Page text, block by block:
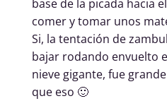
base de la picada hacia
comer y tomar unos
Si, la tentación de
bajar rodando envuelto
nieve gigante, fue
que eso 🙂